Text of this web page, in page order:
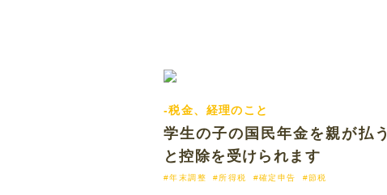
-税金、経理のこと
学生の子の国民年金を親が払う
と控除を受けられます
#年末調整 #所得税 #確定申告 #節税